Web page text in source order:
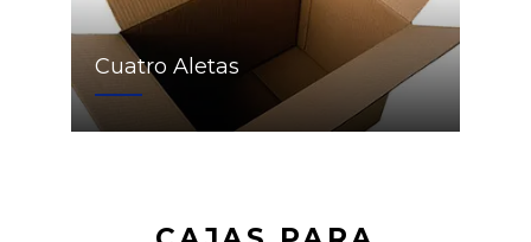
Cuatro Aletas